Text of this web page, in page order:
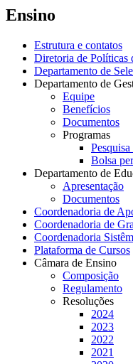
Ensino
Estrutura e contatos
Diretoria de Políticas
Departamento de
Departamento de
Equipe
Benefícios
Documentos
Programas
Pesquisa
Bolsa
Departamento de
Apresentação
Documentos
Coordenadoria de
Coordenadoria de
Coordenadoria
Plataforma de Cursos
Câmara de Ensino
Composição
Regulamento
Resoluções
2024
2023
2022
2021